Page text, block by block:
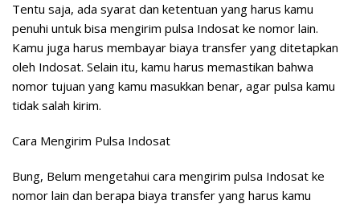
Tentu saja, ada syarat dan ketentuan yang harus kamu
penuhi untuk bisa mengirim pulsa Indosat ke nomor lain.
Kamu juga harus membayar biaya transfer yang ditetapkan
oleh Indosat. Selain itu, kamu harus memastikan bahwa
nomor tujuan yang kamu masukkan benar, agar pulsa kamu
tidak salah kirim.
Cara Mengirim Pulsa Indosat
Bung, Belum mengetahui cara mengirim pulsa Indosat ke
nomor lain dan berapa biaya transfer yang harus kamu